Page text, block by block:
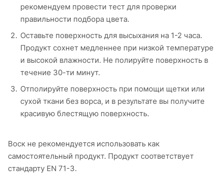
рекомендуем провести тест для проверки
правильности подбора цвета.
Оставьте поверхность для высыхания на 1-2 часа.
Продукт сохнет медленнее при низкой температуре
и высокой влажности. Не полируйте поверхность в
течение 30-ти минут.
Отполируйте поверхность при помощи щетки или
сухой ткани без ворса, и в результате вы получите
красивую блестящую поверхность.
Воск не рекомендуется использовать как
самостоятельный продукт. Продукт соответствует
стандарту EN 71-3.